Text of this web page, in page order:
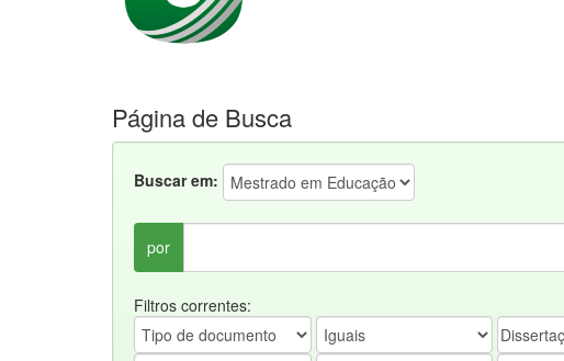
Página de Busca
Buscar em:
por
Filtros correntes: